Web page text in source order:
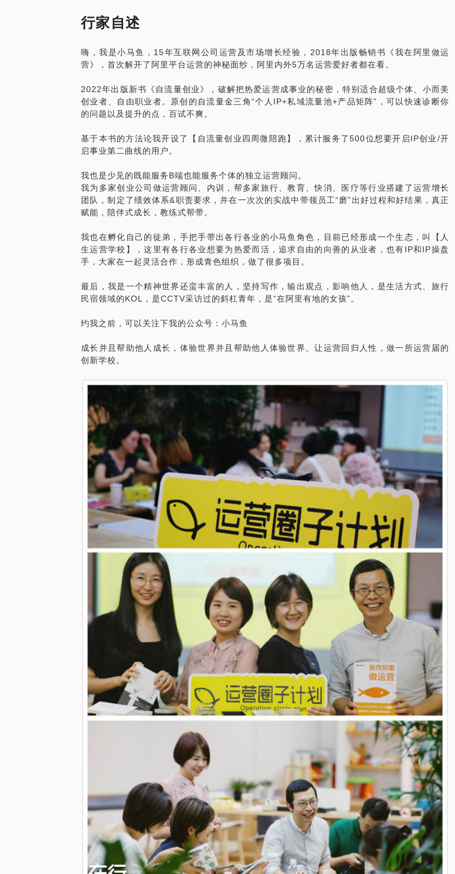
我自己就是自己的案例！
小微创业者想从0到1构建可持续增长的健康的商业模式
第一阶段：30天
开营：不想上班，你不是一个人
第一课：人生第二曲线，你在哪个阶段
第二课：搭建你的自流量创业商业模型
第三课：影响转化率的关键：个人IP
第四课：影响客单价的关键：产品矩阵
第五课：案例：知识IP如何打造产品矩阵
第八课：持续精进，一个人活成一家公司
第二阶段：30天
精选里程碑事件实践，消除心理卡点
结营：自流量人生故事展暨优秀学员分享
超值福利：
送299元运营圈子社群一年
积分前3名送一对一专访并发表
如果你不确定，也可以先约前面的单次聊，看下我是否符合你的预期，是否值得进一步
学习。咨询请关注公众号：小马鱼
行家自述
嗨，我是小马鱼，15年互联网公司运营及市场增长经验，2018年出版畅销书《我在阿里做运
营》，首次解开了阿里平台运营的神秘面纱，阿里内外5万名运营爱好者都在看。
2022年出版新书《自流量创业》，破解把热爱运营成事业的秘密，特别适合超级个体、小而美
创业者、自由职业者。原创的自流量金三角“个人IP+私域流量池+产品矩阵”，可以快速诊断你
的问题以及提升的点，百试不爽。
基于本书的方法论我开设了【自流量创业四周微陪跑】，累计服务了500位想要开启IP创业/开
启事业第二曲线的用户。
我也是少见的既能服务B端也能服务个体的独立运营顾问。
我为多家创业公司做运营顾问、内训，帮多家旅行、教育、快消、医疗等行业搭建了运营增长
团队，制定了绩效体系&职责要求，并在一次次的实战中带领员工“磨”出好过程和好结果，真正
赋能，陪伴式成长，教练式帮带。
我也在孵化自己的徒弟，手把手带出各行各业的小马鱼角色，目前已经形成一个生态，叫【人
生运营学校】，这里有各行各业想要为热爱而活，追求自由的向善的从业者，也有IP和IP操盘
手，大家在一起灵活合作，形成青色组织，做了很多项目。
最后，我是一个精神世界还蛮丰富的人，坚持写作，输出观点，影响他人，是生活方式、旅行
民宿领域的KOL，是CCTV采访过的斜杠青年，是“在阿里有地的女孩”。
约我之前，可以关注下我的公众号：小马鱼
成长并且帮助他人成长，体验世界并且帮助他人体验世界。让运营回归人性，做一所运营届的
创新学校。